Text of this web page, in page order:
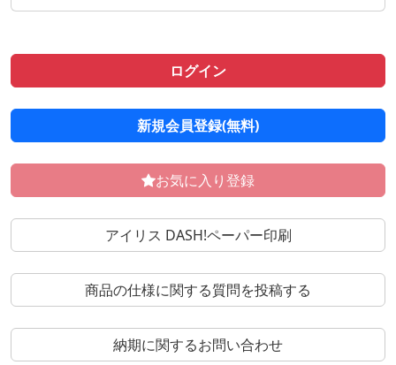
ログイン
新規会員登録(無料)
お気に入り登録
アイリス DASH!ペーパー印刷
商品の仕様に関する質問を投稿する
納期に関するお問い合わせ